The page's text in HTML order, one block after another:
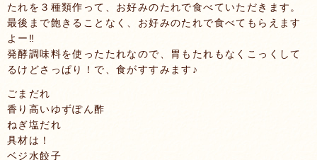
たれを３種類作って、お好みのたれで食べていただきます。
最後まで飽きることなく、お好みのたれで食べてもらえます
よー‼️
発酵調味料を使ったたれなので、胃もたれもなくこっくして
るけどさっぱり！で、食がすすみます♪
ごまだれ
香り高いゆずぽん酢
ねぎ塩だれ
具材は！
ベジ水餃子